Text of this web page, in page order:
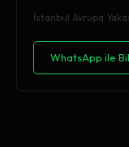
İstanbul Avrupa
WhatsApp ile